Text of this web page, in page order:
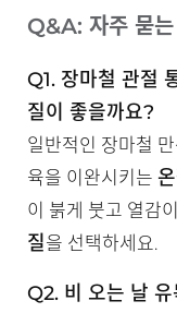
Q&A: 자주 묻
Q1. 장마철 관절
질이 좋을까요?
일반적인 장마철
육을 이완시키는
이 붉게 붓고 열감
질을 선택하세요.
Q2. 비 오는 날